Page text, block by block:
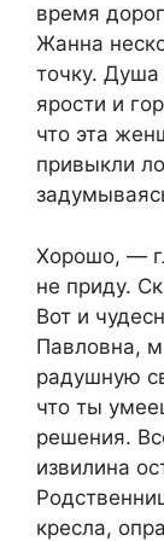
время
Жанна
точку. Душа
ярости и
что эта
привыкли
Хорошо, —
не приду.
Вот и
Павловна,
радушную
что ты
решения.
извилина
кресла,